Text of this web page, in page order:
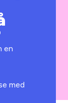
en
med